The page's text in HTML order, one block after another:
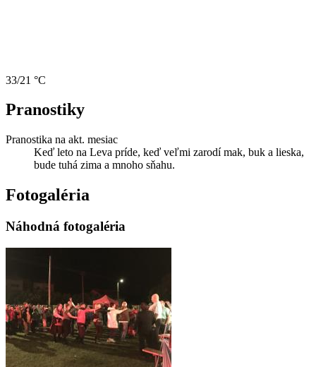
33/21 °C
Pranostiky
Pranostika na akt. mesiac
Keď leto na Leva príde, keď veľmi zarodí mak, buk a lieska,
bude tuhá zima a mnoho sňahu.
Fotogaléria
Náhodná fotogaléria